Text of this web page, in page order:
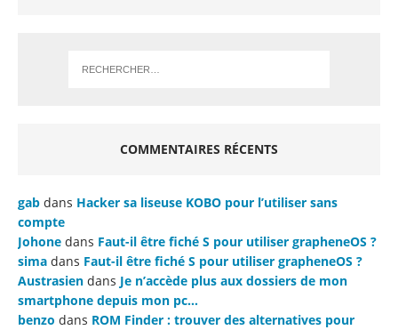
COMMENTAIRES RÉCENTS
gab dans Hacker sa liseuse KOBO pour l’utiliser sans
compte
Johone dans Faut-il être fiché S pour utiliser grapheneOS ?
sima dans Faut-il être fiché S pour utiliser grapheneOS ?
Austrasien dans Je n’accède plus aux dossiers de mon
smartphone depuis mon pc…
benzo dans ROM Finder : trouver des alternatives pour